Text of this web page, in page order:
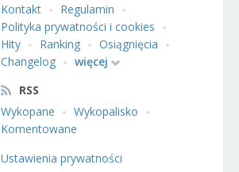
Kontakt
Regulamin
Polityka prywatności i cookies
Hity
Ranking
Osiągnięcia
Changelog
więcej
RSS
Wykopane
Wykopalisko
Komentowane
Ustawienia prywatności